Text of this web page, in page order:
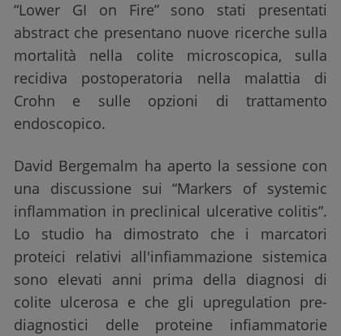
“Lower GI on Fire” sono stati presentati
abstract che presentano nuove ricerche sulla
mortalità nella colite microscopica, sulla
recidiva postoperatoria nella malattia di
Crohn e sulle opzioni di trattamento
endoscopico.
David Bergemalm ha aperto la sessione con
una discussione sui “Markers of systemic
inflammation in preclinical ulcerative colitis”.
Lo studio ha dimostrato che i marcatori
proteici relativi all'infiammazione sistemica
sono elevati anni prima della diagnosi di
colite ulcerosa e che gli upregulation pre-
diagnostici delle proteine infiammatorie